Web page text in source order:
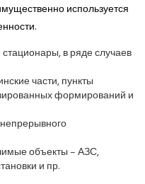
используется
в ряде случаев
части, пункты
формирований и
объекты – АЗС,
и пр.